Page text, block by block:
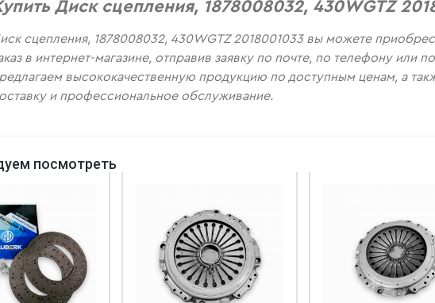
Диск сцепления, 1878008032, 430WGTZ
сцепления, 1878008032, 430WGTZ 2018001033 вы можете
в интернет-магазине, отправив заявку по почте, по телефону или
высококачественную продукцию по доступным ценам, а
и профессиональное обслуживание.
посмотреть